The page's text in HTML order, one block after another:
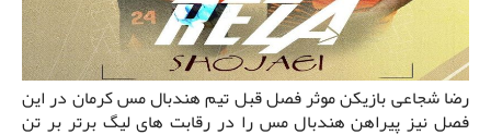
رضا شجاعی بازیکن موثر فصل قبل تیم هندبال مس کرمان در این
فصل نیز پیراهن هندبال مس را در رقابت های لیگ برتر بر تن